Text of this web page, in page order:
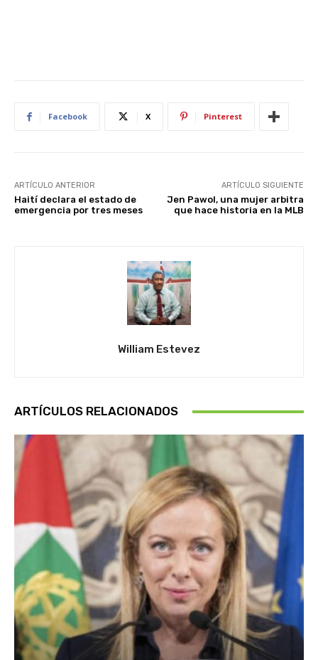
Facebook X Pinterest
ARTÍCULO ANTERIOR
Haití declara el estado de
emergencia por tres meses
ARTÍCULO SIGUIENTE
Jen Pawol, una mujer arbitra
que hace historia en la MLB
William Estevez
ARTÍCULOS RELACIONADOS